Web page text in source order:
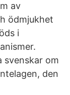
av
ödmjukhet
i
svenskar om
den